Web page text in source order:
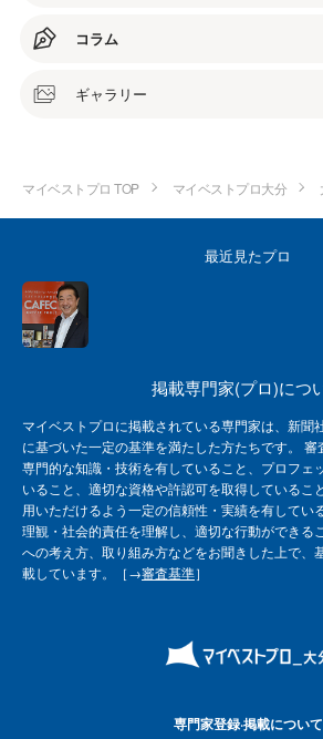
コラム
ギャラリー
マイベストプロ TOP マイベストプロ大分
最近見たプロ
掲載専門家(プロ)につ
マイベストプロに掲載されている専門家は、新聞
に基づいた一定の基準を満たした方たちです。
専門的な知識・技術を有していること、プロフェ
いること、適切な資格や許認可を取得しているこ
用いただけるよう一定の信頼性・実績を有してい
理観・社会的責任を理解し、適切な行動ができる
への考え方、取り組み方などをお聞きした上で、
載しています。［→審査基準］
専門家登録·掲載について